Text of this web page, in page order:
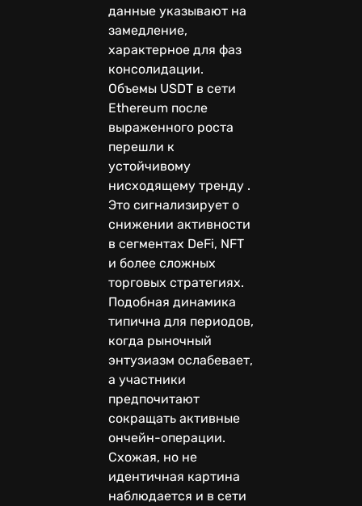
данные указывают на
замедление,
характерное для фаз
консолидации.
Объемы USDT в сети
Ethereum после
выраженного роста
перешли к
устойчивому
нисходящему тренду .
Это сигнализирует о
снижении активности
в сегментах DeFi, NFT
и более сложных
торговых стратегиях.
Подобная динамика
типична для периодов,
когда рыночный
энтузиазм ослабевает,
а участники
предпочитают
сокращать активные
ончейн-операции.
Схожая, но не
идентичная картина
наблюдается и в сети